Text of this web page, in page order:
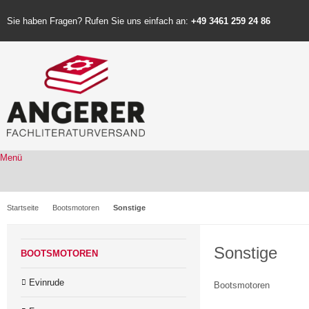
Sie haben Fragen? Rufen Sie uns einfach an: +49 3461 259 24 86
Menü
Startseite Bootsmotoren Sonstige
Sonstige
Bootsmotoren
BOOTSMOTOREN
Evinrude